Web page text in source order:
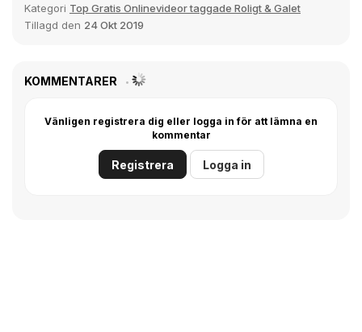
Kategori Top Gratis Onlinevideor taggade Roligt & Galet
Tillagd den 24 Okt 2019
KOMMENTARER
Vänligen registrera dig eller logga in för att lämna en
kommentar
Registrera Logga in